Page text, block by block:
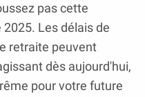
pas cette
Les délais de
retraite peuvent
dès aujourd'hui,
pour votre future